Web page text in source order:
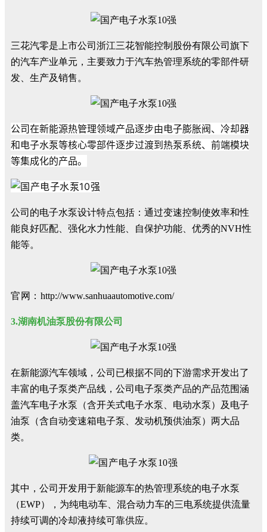
三花汽零是上市公司浙江三花智能控制股份有限公司旗下
的汽车产业单元，主要致力于汽车热管理系统的零部件研
发、生产及销售。
公司在新能源热管理领域产品逐步由电子膨胀阀、冷却器
和电子水泵等核心零部件逐步过渡到热泵系统、前端模块
等集成化的产品。
公司的电子水泵设计特点包括：通过变速控制使效率和性
能良好匹配、强化水力性能、自保护功能、优秀的NVH性
能等。
官网： http://www.sanhuaautomotive.com/
3.湖南机油泵股份有限公司
在新能源汽车领域，公司已根据不同的下游需求开发出了
丰富的电子泵类产品线，公司电子泵类产品的产品范围涵
盖汽车电子水泵（含开关式电子水泵、电动水泵）及电子
油泵（含自动变速箱电子泵、发动机预供油泵）两大品
类。
其中，公司开发用于新能源车的热管理系统的电子水泵
（EWP），为纯电动车、混合动力车的三电系统提供流量
持续可调的冷却液持续可靠供应。